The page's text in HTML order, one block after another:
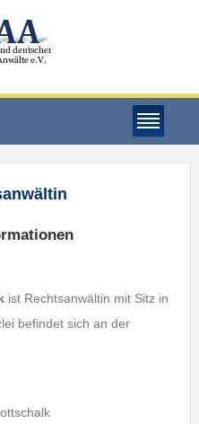
ist Rechtsanwältin mit Sitz in
befindet sich an der